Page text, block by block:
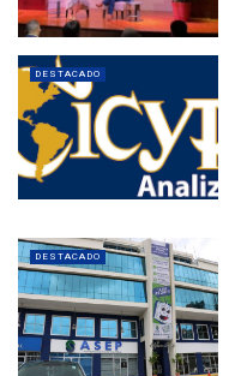
DESTACADO
DESTACADO